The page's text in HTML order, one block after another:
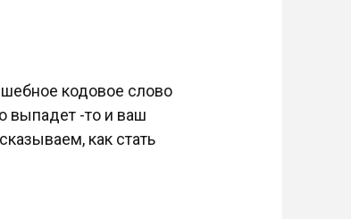
кодовое слово
выпадет -то и ваш
как стать